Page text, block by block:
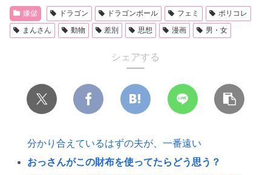
嫌儲 ドラゴン ドラゴンボール フェミ
ポリコレ
まんさん
動物 差別 思想 漫画 男・女
シェアする
分かり合えているはずの夫が、一番遠い
おっさんがこの財布を使ってたらどう思う？